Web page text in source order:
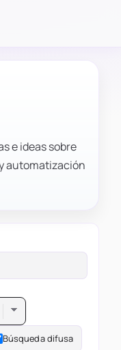
e ideas sobre
automatización
Búsqueda difusa